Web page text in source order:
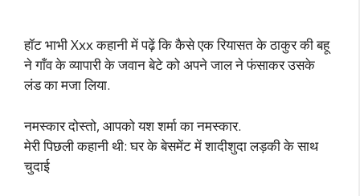
हॉट भाभी Xxx कहानी में पढ़ें कि कैसे एक रियासत के ठाकुर की बहू
ने गाँव के व्यापारी के जवान बेटे को अपने जाल ने फंसाकर उसके
लंड का मजा लिया.
नमस्कार दोस्तो, आपको यश शर्मा का नमस्कार.
मेरी पिछली कहानी थी: घर के बेसमेंट में शादीशुदा लड़की के साथ
चुदाई